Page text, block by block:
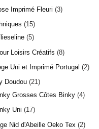
Imprimé Fleuri 3
15
5
Loisirs Créatifs
8
Uni et Imprimé Portugal
2
Doudou 21
Grosses Côtes Binky 4
Uni
17
Nid d'Abeille Oeko Tex
2